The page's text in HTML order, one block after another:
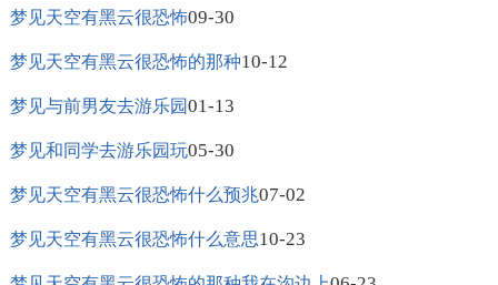
梦见天空有黑云很恐怖09-30
梦见天空有黑云很恐怖的那种10-12
梦见与前男友去游乐园01-13
梦见和同学去游乐园玩05-30
梦见天空有黑云很恐怖什么预兆07-02
梦见天空有黑云很恐怖什么意思10-23